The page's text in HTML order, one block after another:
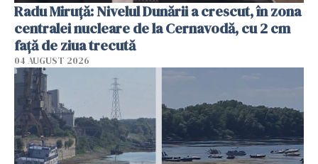
Radu Miruţă: Nivelul Dunării a crescut, în zona
centralei nucleare de la Cernavodă, cu 2 cm
faţă de ziua trecută
04 AUGUST 2026